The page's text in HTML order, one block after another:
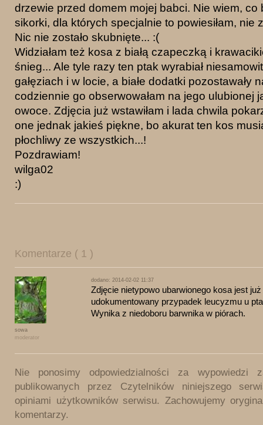
drzewie przed domem mojej babci. Nie wiem, co
sikorki, dla których specjalnie to powiesiłam, nie
Nic nie zostało skubnięte... :(
Widziałam też kosa z białą czapeczką i
śnieg... Ale tyle razy ten ptak wyrabiał
gałęziach i w locie, a białe dodatki pozostawały
codziennie go obserwowałam na jego ulubionej
owoce. Zdjęcia już wstawiłam i lada chwila
one jednak jakieś piękne, bo akurat ten kos
płochliwy ze wszystkich...!
Pozdrawiam!
wilga02
:)
Komentarze ( 1 )
sowa
moderator
dodano: 2014-02-02 11:37
Zdjęcie nietypowo ubarwionego kosa jest
udokumentowany przypadek leucyzmu u
Wynika z niedoboru barwnika w piórach.
Nie ponosimy odpowiedzialności za wypowiedzi
publikowanych przez Czytelników niniejszego
opiniami użytkowników serwisu. Zachowujemy
komentarzy.